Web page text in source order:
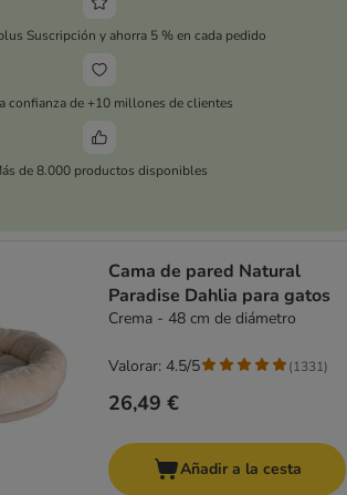
Suscripción y ahorra 5 % en cada pedido
confianza de +10 millones de clientes
de 8.000 productos disponibles
Cama de pared Natural
Paradise Dahlia para gatos
Crema - 48 cm de diámetro
26,49 €
Valorar: 4.5/5 (1331)
Añadir a la cesta